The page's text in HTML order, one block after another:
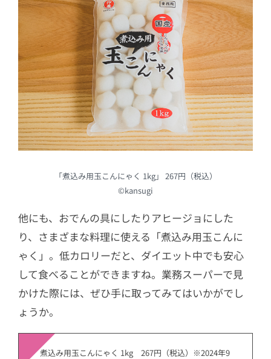
「煮込み用玉こんにゃく 1kg」 267円（税込）
©kansugi
他にも、おでんの具にしたりアヒージョにした
り、さまざまな料理に使える「煮込み用玉こんに
ゃく」。低カロリーだと、ダイエット中でも安心
して食べることができますね。業務スーパーで見
かけた際には、ぜひ手に取ってみてはいかがでし
ょうか。
煮込み用玉こんにゃく 1kg 267円（税込）※2024年9